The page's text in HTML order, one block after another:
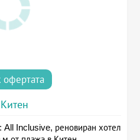
офертата
Китен
All Inclusive, реновиран хотел